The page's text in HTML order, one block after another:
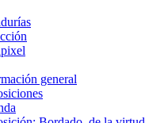
general